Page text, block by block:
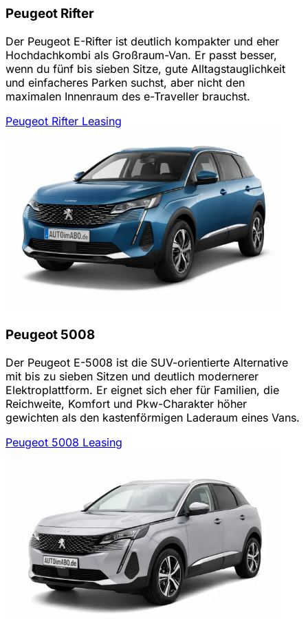
Peugeot Rifter
Der Peugeot E-Rifter ist deutlich kompakter und eher
Hochdachkombi als Großraum-Van. Er passt besser,
wenn du fünf bis sieben Sitze, gute Alltagstauglichkeit
und einfacheres Parken suchst, aber nicht den
maximalen Innenraum des e-Traveller brauchst.
Peugeot Rifter Leasing
Peugeot 5008
Der Peugeot E-5008 ist die SUV-orientierte Alternative
mit bis zu sieben Sitzen und deutlich modernerer
Elektroplattform. Er eignet sich eher für Familien, die
Reichweite, Komfort und Pkw-Charakter höher
gewichten als den kastenförmigen Laderaum eines Vans.
Peugeot 5008 Leasing